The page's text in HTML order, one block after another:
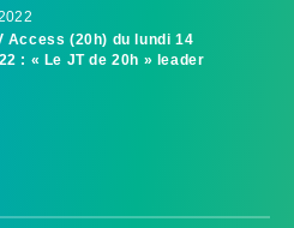
Access (20h) du lundi 14
: « Le JT de 20h » leader